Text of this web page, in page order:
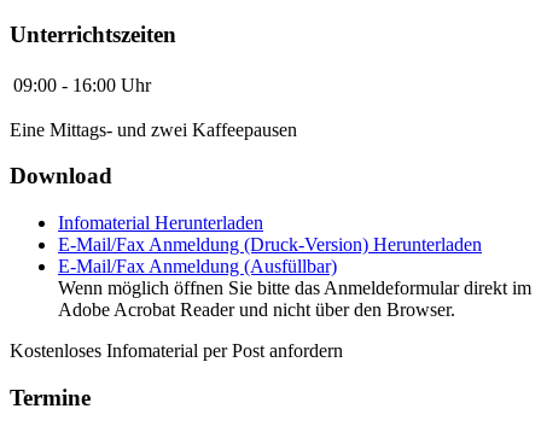
Unterrichtszeiten
09:00 - 16:00 Uhr
Eine Mittags- und zwei Kaffeepausen
Download
Infomaterial Herunterladen
E-Mail/Fax Anmeldung (Druck-Version) Herunterladen
E-Mail/Fax Anmeldung (Ausfüllbar)
Wenn möglich öffnen Sie bitte das Anmeldeformular direkt im
Adobe Acrobat Reader und nicht über den Browser.
Kostenloses Infomaterial per Post anfordern
Termine